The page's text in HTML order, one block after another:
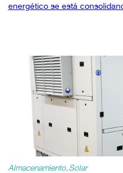
energético se está
Almacenamiento Solar